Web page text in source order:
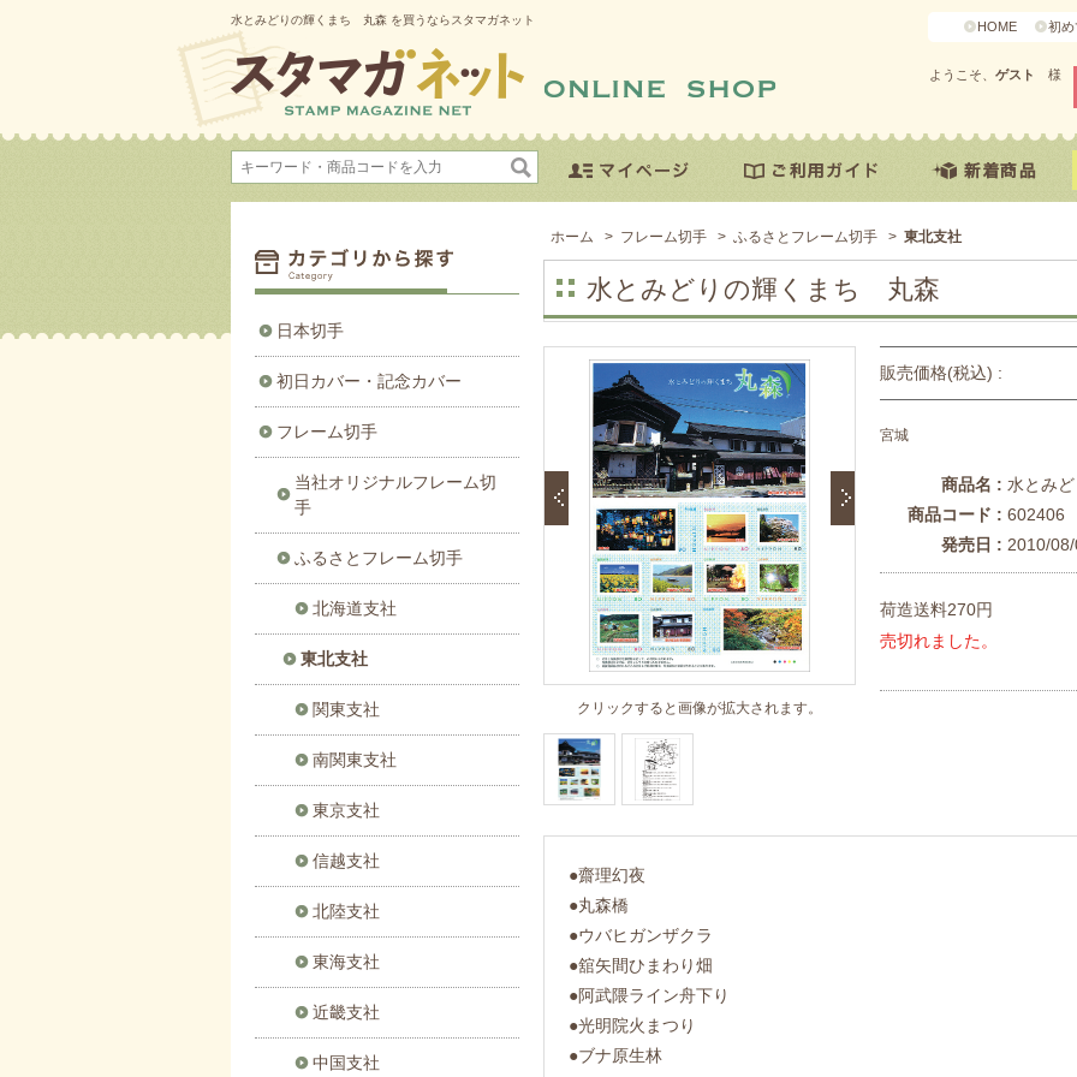
水とみどりの輝くまち 丸森 を買うならスタマガネット HOME 初め
ようこそ、 ゲスト 様
ホーム > フレーム切手 > ふるさとフレーム切手 > 東北支社
水とみどりの輝くまち 丸森
クリックすると画像が拡大されます。
販売価格(税込) :
宮城
商品名 : 水とみ
商品コード : 602406
発売日 : 2010/
荷造送料270円
売切れました。
●齋理幻夜
●丸森橋
●ウバヒガンザクラ
●舘矢間ひまわり畑
●阿武隈ライン舟下り
●光明院火まつり
●ブナ原生林
日本切手
初日カバー・記念カバー
フレーム切手
当社オリジナルフレーム切
手
ふるさとフレーム切手
北海道支社
東北支社
関東支社
南関東支社
東京支社
信越支社
北陸支社
東海支社
近畿支社
中国支社